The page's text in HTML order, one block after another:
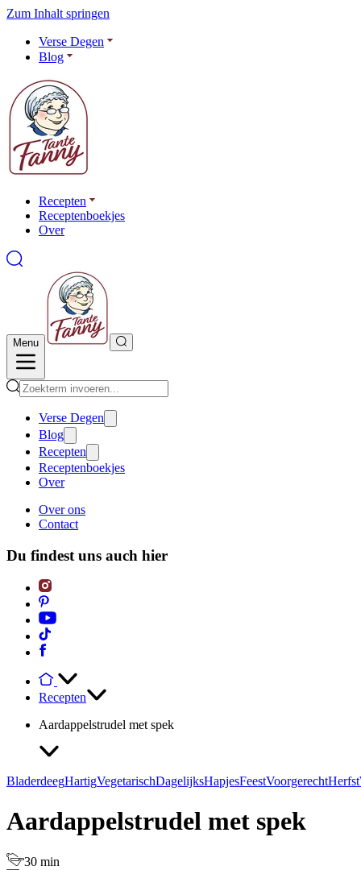
Zum Inhalt springen
Verse Degen
Blog
Recepten
Receptenboekjes
Over
Menu
Verse Degen
Blog
Recepten
Receptenboekjes
Over
Over ons
Contact
Du findest uns auch hier
Recepten
Aardappelstrudel met spek
BladerdeegHartigVegetarischDagelijksHapjesFeestVoorgerechtHerfst
Aardappelstrudel met spek
30 min